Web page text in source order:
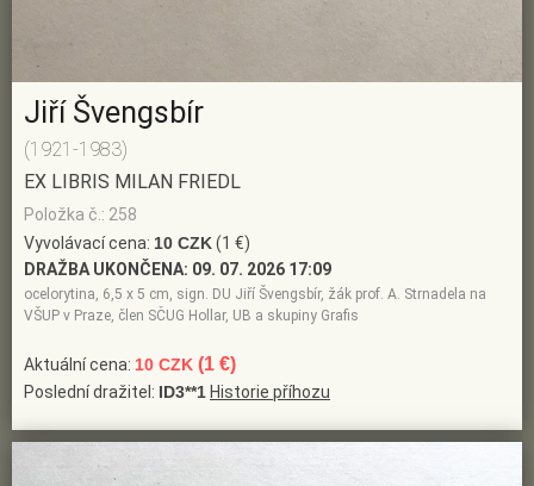
Jiří Švengsbír
(1921-1983)
EX LIBRIS MILAN FRIEDL
Položka č.: 258
Vyvolávací cena: 10 CZK(1 €)
DRAŽBA UKONČENA: 09. 07. 2026 17:09
ocelorytina, 6,5 x 5 cm, sign. DU Jiří Švengsbír, žák prof. A. Strnadela na
VŠUP v Praze, člen SČUG Hollar, UB a skupiny Grafis
Aktuální cena: 10 CZK (1 €)
Poslední dražitel: ID3**1 Historie příhozu